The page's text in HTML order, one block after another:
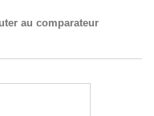
au comparateur